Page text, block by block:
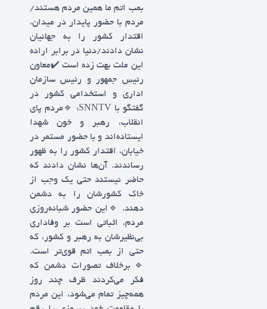
بمب اتم ما همین مردم هستند/
مردم با حضور پایدار در میدان،
اقتدار کشور را به جهانیان
نشان دادند/دنیا در برابر اراده
این ملت بهت زده است ✔️معاون
رئیس جمهور و رئیس سازمان
اداری و استخدامی کشور در
گفتگو با SNNTV: 🔹️مردم پای
انقلاب، رهبر و خون شهدا
ایستاده‌اند و با حضور مستمر در
خیابان، اقتدار کشور را به ظهور
رساندند. آن‌ها نشان دادند که
حاضر نیستند حتی یک وجب از
خاک کشورشان را به دشمن
دهند. 🔹️این حضور شبانه‌روزی
مردم، اثباتی است بر وفاداری
بی‌نظیرشان به رهبر و کشور، که
حتی از بمب اتم قوی‌تر است.
🔹️برخلاف تصورات دشمن که
فکر می‌کردند ظرف چند روز
همه‌چیز تمام می‌شود، این مردم